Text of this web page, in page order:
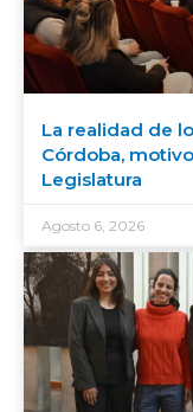
La realidad de
Córdoba,
Legislatura
Agosto 6, 2026